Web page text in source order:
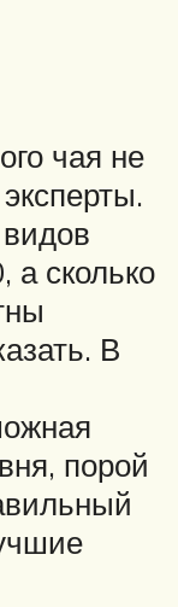
чая не
а сколько
В
порой